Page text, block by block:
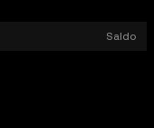
Saldo